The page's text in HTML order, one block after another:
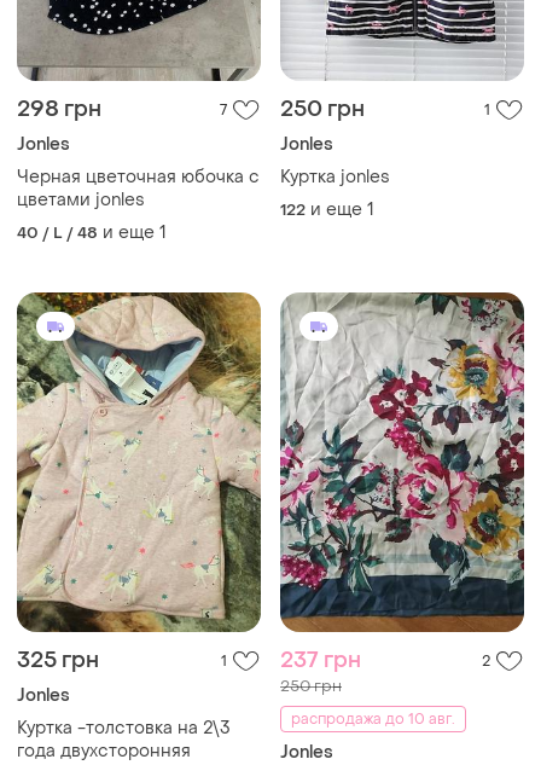
298 грн 7
Jonles
Черная цветочная юбочка с
цветами jonles
40 / L / 48 и еще 1
250 грн 1
Jonles
Куртка jonles
122 и еще 1
325 грн 1
Jonles
Куртка -толстовка на 2\3
года двухсторонняя
237 грн 2
250 грн
распродажа до 10 авг.
Jonles